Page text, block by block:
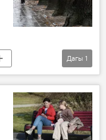
Дагы 1